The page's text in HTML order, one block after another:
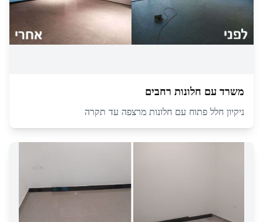
משרד עם חלונות רחבים
ניקיון חלל פתוח עם חלונות מרצפה עד תקרה